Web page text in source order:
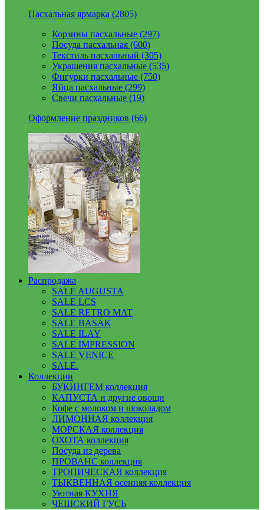
Пасхальная ярмарка (2805)
Корзины пасхальные (297)
Посуда пасхальная (600)
Текстиль пасхальный (305)
Украшения пасхальные (535)
Фигурки пасхальные (750)
Яйца пасхальные (299)
Свечи пасхальные (19)
Оформление праздников (66)
Распродажа
SALE AUGUSTA
SALE LCS
SALE RETRO MAT
SALE BASAK
SALE ILAY
SALE IMPRESSION
SALE VENICE
SALE.
Коллекции
БУКИНГЕМ коллекция
КАПУСТА и другие овощи
Кофе с молоком и шоколадом
ЛИМОННАЯ коллекция
МОРСКАЯ коллекция
ОХОТА коллекция
Посуда из дерева
ПРОВАНС коллекция
ТРОПИЧЕСКАЯ коллекция
ТЫКВЕННАЯ осенняя коллекция
Уютная КУХНЯ
ЧЕШСКИЙ ГУСЬ